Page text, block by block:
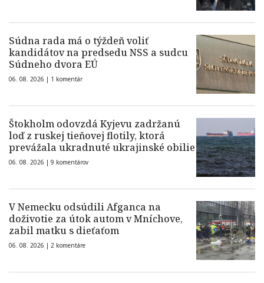
Súdna rada má o týždeň voliť
kandidátov na predsedu NSS a sudcu
Súdneho dvora EÚ
06. 08. 2026 | 1 komentár
Štokholm odovzdá Kyjevu zadržanú
loď z ruskej tieňovej flotily, ktorá
prevážala ukradnuté ukrajinské obilie
06. 08. 2026 | 9 komentárov
V Nemecku odsúdili Afganca na
doživotie za útok autom v Mníchove,
zabil matku s dieťaťom
06. 08. 2026 | 2 komentáre